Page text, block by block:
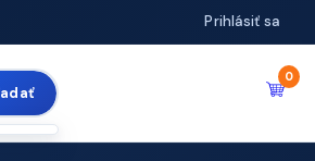
Prihlásiť sa
0